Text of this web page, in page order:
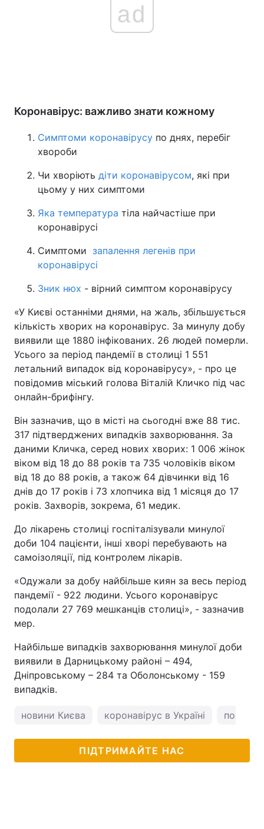
ad
Коронавірус: важливо знати кожному
Симптоми коронавірусу по днях, перебіг
хвороби
Чи хворіють діти коронавірусом, які при
цьому у них симптоми
Яка температура тіла найчастіше при
коронавірусі
Симптоми запалення легенів при
коронавірусі
Зник нюх - вірний симптом коронавірусу
«У Києві останніми днями, на жаль, збільшується
кількість хворих на коронавірус. За минулу добу
виявили ще 1880 інфікованих. 26 людей померли.
Усього за період пандемії в столиці 1 551
летальний випадок від коронавірусу», - про це
повідомив міський голова Віталій Кличко під час
онлайн-брифінгу.
Він зазначив, що в місті на сьогодні вже 88 тис.
317 підтверджених випадків захворювання. За
даними Кличка, серед нових хворих: 1 006 жінок
віком від 18 до 88 років та 735 чоловіків віком
від 18 до 88 рокiв, а також 64 дівчинки від 16
днів до 17 років і 73 хлопчика від 1 місяця до 17
років. Захворів, зокрема, 61 медик.
До лікарень столиці госпіталізували минулої
доби 104 пацієнти, інші хворі перебувають на
самоізоляції, під контролем лікарів.
«Одужали за добу найбільше киян за весь період
пандемії - 922 людини. Усього коронавірус
подолали 27 769 мешканців столиці», - зазначив
мер.
Найбільше випадків захворювання минулої доби
виявили в Дарницькому районі – 494,
Дніпровському – 284 та Оболонському - 159
випадків.
новини Києва коронавірус в Україні погода
ПІДТРИМАЙТЕ НАС